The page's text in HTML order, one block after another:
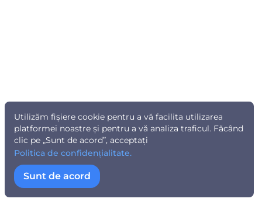
Utilizăm fișiere cookie pentru a vă facilita utilizarea
platformei noastre și pentru a vă analiza traficul. Făcând
clic pe „Sunt de acord”, acceptați
Politica de confidențialitate.
Sunt de acord